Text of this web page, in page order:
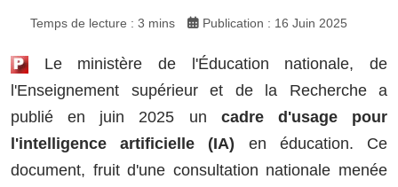
Temps de lecture : 3 mins Publication : 16 Juin 2025
Le ministère de l'Éducation nationale, de
l'Enseignement supérieur et de la Recherche a
publié en juin 2025 un cadre d'usage pour
l'intelligence artificielle (IA) en éducation. Ce
document, fruit d'une consultation nationale menée